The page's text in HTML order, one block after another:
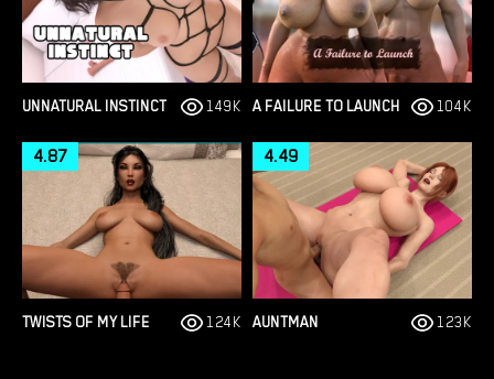
UNNATURAL INSTINCT 149K A FAILURE TO LAUNCH 104K
TWISTS OF MY LIFE
4.87
124K AUNTMAN
4.49
123K